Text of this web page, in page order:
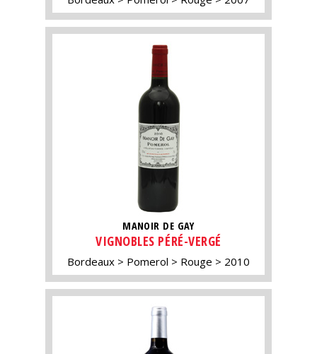
MANOIR DE GAY
VIGNOBLES PÉRÉ-VERGÉ
Bordeaux Pomerol Rouge 2010